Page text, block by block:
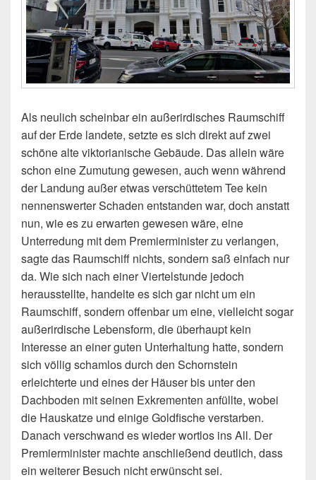
Als neulich scheinbar ein außerirdisches Raumschiff
auf der Erde landete, setzte es sich direkt auf zwei
schöne alte viktorianische Gebäude. Das allein wäre
schon eine Zumutung gewesen, auch wenn während
der Landung außer etwas verschüttetem Tee kein
nennenswerter Schaden entstanden war, doch anstatt
nun, wie es zu erwarten gewesen wäre, eine
Unterredung mit dem Premierminister zu verlangen,
sagte das Raumschiff nichts, sondern saß einfach nur
da. Wie sich nach einer Viertelstunde jedoch
herausstellte, handelte es sich gar nicht um ein
Raumschiff, sondern offenbar um eine, vielleicht sogar
außerirdische Lebensform, die überhaupt kein
Interesse an einer guten Unterhaltung hatte, sondern
sich völlig schamlos durch den Schornstein
erleichterte und eines der Häuser bis unter den
Dachboden mit seinen Exkrementen anfüllte, wobei
die Hauskatze und einige Goldfische verstarben.
Danach verschwand es wieder wortlos ins All. Der
Premierminister machte anschließend deutlich, dass
ein weiterer Besuch nicht erwünscht sei.